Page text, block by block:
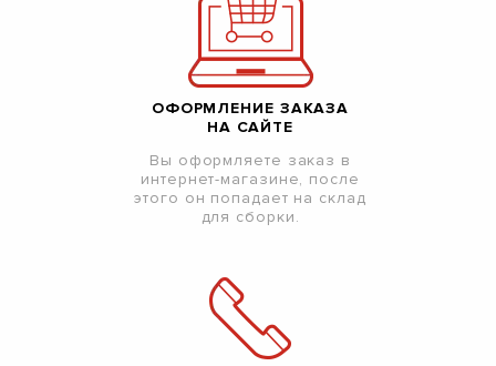
ОФОРМЛЕНИЕ ЗАКАЗА
НА САЙТЕ
Вы оформляете заказ в
интернет-магазине, после
этого он попадает на склад
для сборки.